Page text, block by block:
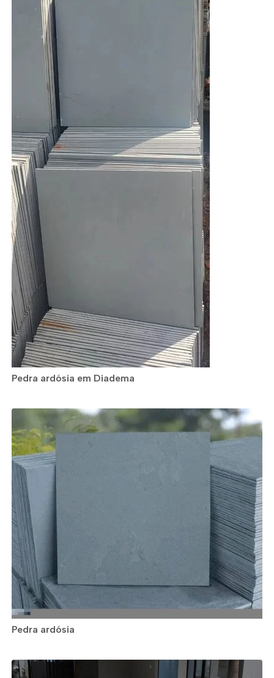
Pedra ardósia em Diadema
Pedra ardósia